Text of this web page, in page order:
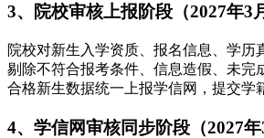
3、院校审核上报阶段（2027年3
院校对新生入学资质、报名信息、学历
剔除不符合报考条件、信息造假、未完
合格新生数据统一上报学信网，提交学
4、学信网审核同步阶段（2027年